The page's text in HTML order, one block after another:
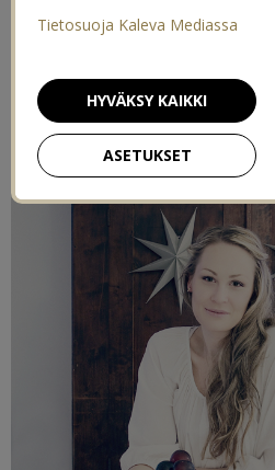
Tietosuoja Kaleva Mediassa
ASETUKSET
HYVÄKSY KAIKKI